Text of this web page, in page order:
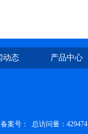
动态 产品中心
案号： 总访问量：429474